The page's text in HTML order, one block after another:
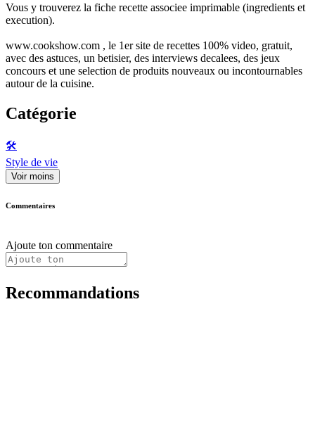
Vous y trouverez la fiche recette associee imprimable (ingredients et
execution).
www.cookshow.com , le 1er site de recettes 100% video, gratuit,
avec des astuces, un betisier, des interviews decalees, des jeux
concours et une selection de produits nouveaux ou incontournables
autour de la cuisine.
Catégorie
🛠️
Style de vie
Voir moins
Commentaires
Ajoute ton commentaire
Recommandations